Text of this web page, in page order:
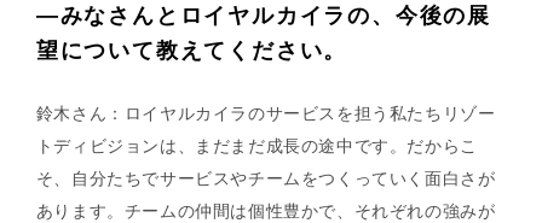
—みなさんとロイヤルカイラの、今後の展
望について教えてください。
鈴木さん：ロイヤルカイラのサービスを担う私たちリゾー
トディビジョンは、まだまだ成長の途中です。だからこ
そ、自分たちでサービスやチームをつくっていく面白さが
あります。チームの仲間は個性豊かで、それぞれの強みが